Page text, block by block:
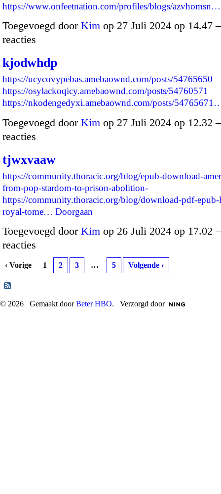
https://www.onfeetnation.com/profiles/blogs/azvhomsn…
Toegevoegd door Kim op 27 Juli 2024 op 14.47
reacties
kjodwhdp
https://ucycovypebas.amebaownd.com/posts/54765650
https://osylackoqicy.amebaownd.com/posts/54760571
https://nkodengedyxi.amebaownd.com/posts/
Toegevoegd door Kim op 27 Juli 2024 op 12.32
reacties
tjwxvaaw
https://community.thoracic.org/blog/epub-download-
from-pop-stardom-to-prison-abolition-
https://community.thoracic.org/blog/download-pdf-epub-
royal-tome… Doorgaan
Toegevoegd door Kim op 26 Juli 2024 op 17.02
reacties
‹ Vorige 1 2 3 … 5 Volgende ›
© 2026 Gemaakt doorBeter HBO. Verzorgd door